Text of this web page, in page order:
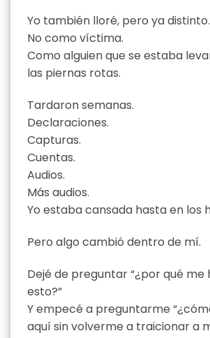
Yo también lloré, pero ya distinto.
No como víctima.
Como alguien que se estaba
las piernas rotas.
Tardaron semanas.
Declaraciones.
Capturas.
Cuentas.
Audios.
Más audios.
Yo estaba cansada hasta en los
Pero algo cambió dentro de mí.
Dejé de preguntar “¿por qué me
esto?”
Y empecé a preguntarme
aquí sin volverme a traicionar a